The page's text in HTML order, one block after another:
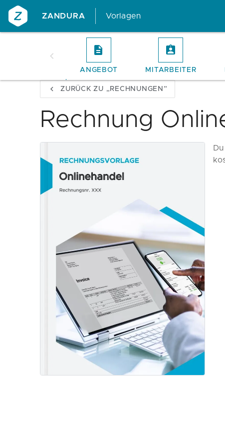
ZANDURA Vorlagen
ANGEBOT MITARBEITER
ZURÜCK ZU „RECHNUNGEN”
Rechnung